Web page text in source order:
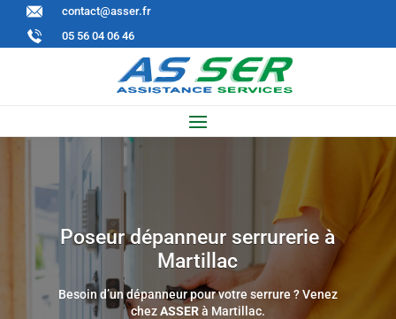
contact@asser.fr
05 56 04 06 46
Poseur dépanneur serrurerie à
Martillac
Besoin d’un dépanneur pour votre serrure ? Venez
chezASSERà Martillac.